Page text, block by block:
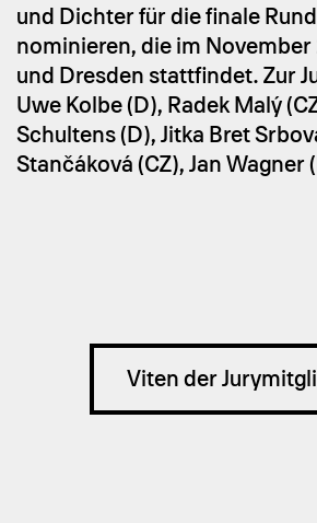
und Dichter für die finale
nominieren, die im November
und Dresden stattfindet. Zur
Uwe Kolbe (D), Radek Malý
Schultens (D), Jitka Bret
Stančáková (CZ), Jan Wagner
Viten der